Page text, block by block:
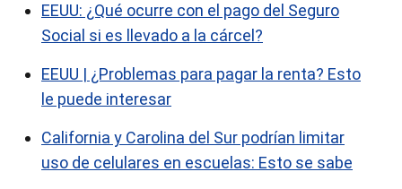
EEUU: ¿Qué ocurre con el pago del Seguro
Social si es llevado a la cárcel?
EEUU | ¿Problemas para pagar la renta? Esto
le puede interesar
California y Carolina del Sur podrían limitar
uso de celulares en escuelas: Esto se sabe